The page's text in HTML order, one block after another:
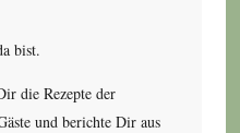
bist.
die Rezepte der
und berichte Dir aus